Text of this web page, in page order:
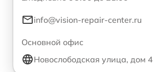
info@vision-repair-center.ru
Основной офис
Новослободская улица, дом 4